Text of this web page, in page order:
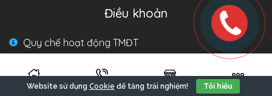
Điều khoản
Quy chế hoạt động TMĐT
Điều khoản sử dụng
Website sử dụng Cookie để tăng trải nghiệm! Tôi hiểu